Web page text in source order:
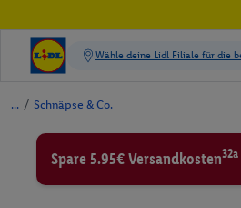
/ Schnäpse & Co.
Spare 5.95€ Versandkosten32a